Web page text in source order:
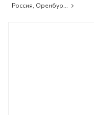
Россия, Оренбур...